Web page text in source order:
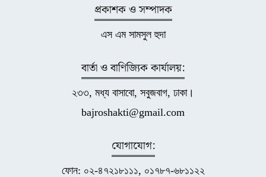
প্রকাশক ও সম্পাদক
এস এম সামসুল হুদা
বার্তা ও বাণিজ্যিক কার্যালয়:
২৩৩, মধ্য বাসাবো, সবুজবাগ, ঢাকা।
bajroshakti@gmail.com
যোগাযোগ:
ফোন: ০২-৪৭২১৮১১১, ০১৭৮৭-৬৮১১২২